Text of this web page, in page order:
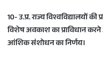
10- उ.प्र. राज्य विश्वविद्यालयों
विशेष अवकाश का प्राविधान
आंशिक संशोधन का निर्णय।